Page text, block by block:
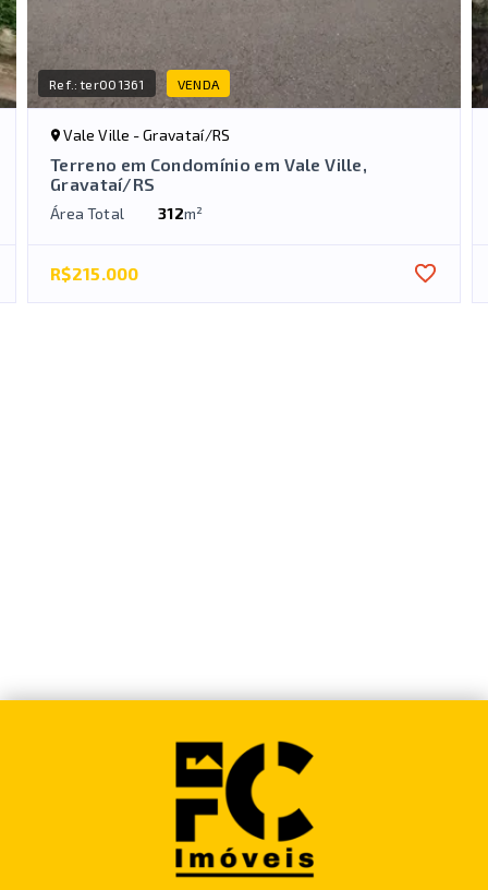
Ref.:ter001361 VENDA
Vale Ville - Gravataí/RS
Terreno em Condomínio em Vale Ville,
Gravataí/RS
Área Total 312m²
R$215.000